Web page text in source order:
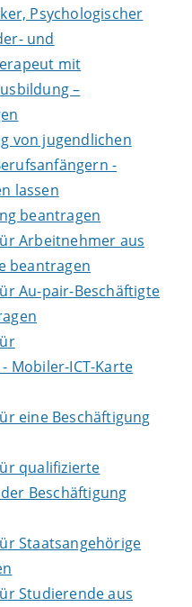
Psychologischer
und
mit
–
von jugendlichen
-
lassen
beantragen
Arbeitnehmer aus
beantragen
Au-pair-Beschäftigte
Mobiler-ICT-Karte
eine Beschäftigung
qualifizierte
Beschäftigung
Staatsangehörige
Studierende aus